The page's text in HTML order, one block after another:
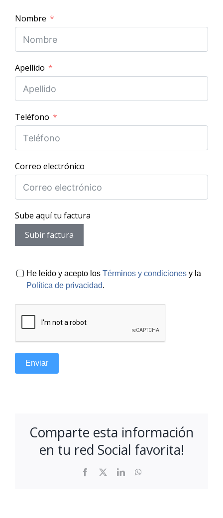
Nombre
Apellido
Teléfono
Correo electrónico
Sube aquí tu factura
Subir factura
He leído y acepto los Términos y condiciones y la
Política de privacidad.
Enviar
Comparte esta información
en tu red Social favorita!
Facebook LinkedIn